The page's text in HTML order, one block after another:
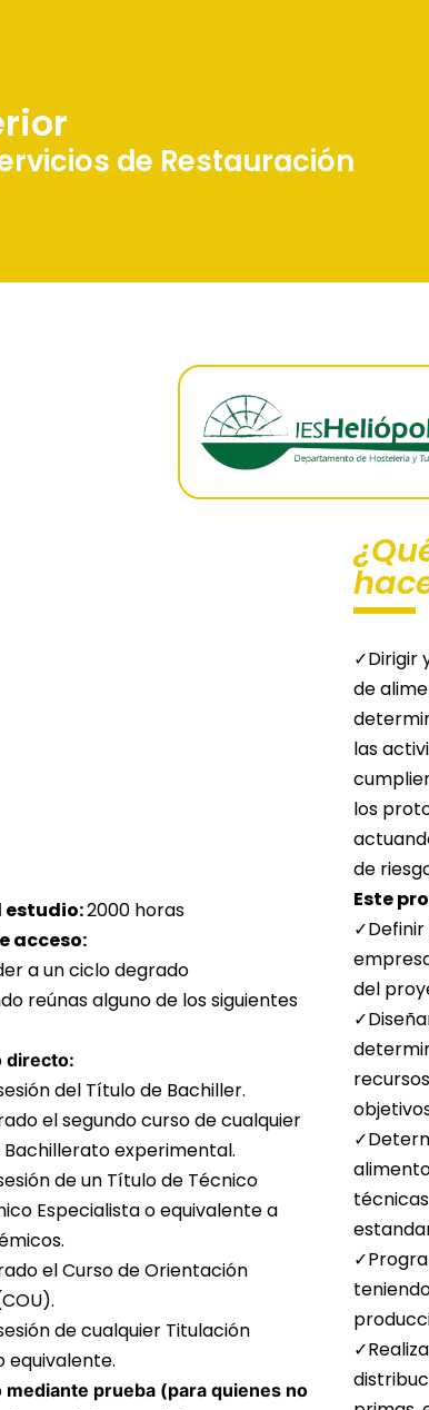
de Restauración
estudio:2000 horas
acceso:
a un ciclo degrado
reúnas alguno de los siguientes
directo:
del Título de Bachiller.
el segundo curso de cualquier
experimental.
de un Título de Técnico
Especialista o equivalente a
el Curso de Orientación
de cualquier Titulación
equivalente.
mediante prueba (para quienes no
✓Dirigir
de
las
los
de
Este
del